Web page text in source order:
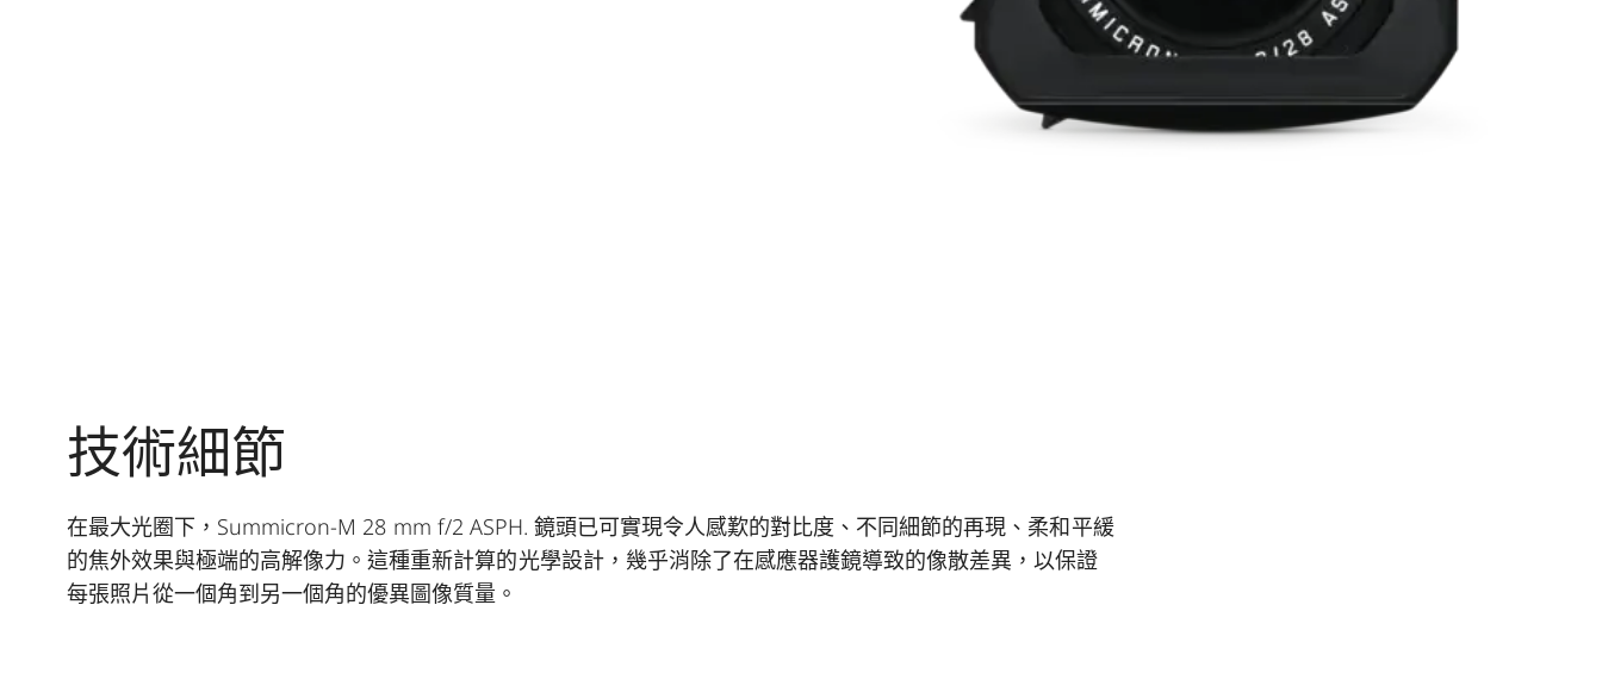
技術細節
在最大光圈下，Summicron-M 28 mm f/2 ASPH. 鏡頭已可實現令人感歎的對比度、不同細節的再現、柔和平緩
的焦外效果與極端的高解像力。這種重新計算的光學設計，幾乎消除了在感應器護鏡導致的像散差異，以保證
每張照片從一個角到另一個角的優異圖像質量。